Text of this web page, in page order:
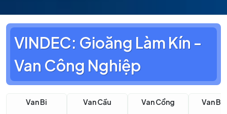
VINDEC: Gioăng Làm Kín -
Van Công Nghiệp
Van Bi Van Cầu Van Cổng Van